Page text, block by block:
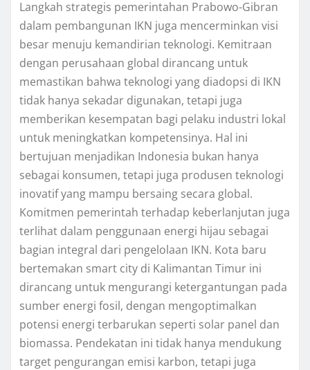
Langkah strategis pemerintahan Prabowo-Gibran
dalam pembangunan IKN juga mencerminkan visi
besar menuju kemandirian teknologi. Kemitraan
dengan perusahaan global dirancang untuk
memastikan bahwa teknologi yang diadopsi di IKN
tidak hanya sekadar digunakan, tetapi juga
memberikan kesempatan bagi pelaku industri lokal
untuk meningkatkan kompetensinya. Hal ini
bertujuan menjadikan Indonesia bukan hanya
sebagai konsumen, tetapi juga produsen teknologi
inovatif yang mampu bersaing secara global.
Komitmen pemerintah terhadap keberlanjutan juga
terlihat dalam penggunaan energi hijau sebagai
bagian integral dari pengelolaan IKN. Kota baru
bertemakan smart city di Kalimantan Timur ini
dirancang untuk mengurangi ketergantungan pada
sumber energi fosil, dengan mengoptimalkan
potensi energi terbarukan seperti solar panel dan
biomassa. Pendekatan ini tidak hanya mendukung
target pengurangan emisi karbon, tetapi juga